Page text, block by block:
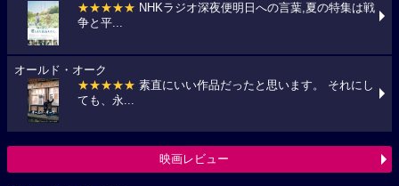
★★★★★ NHKラジオ深夜便明日への言葉,夏の特集は戦
争と平...
オールド・オーク
★★★★★ 素直にいい作品だったと思います。 それにし
ても、永...
映画レビュー